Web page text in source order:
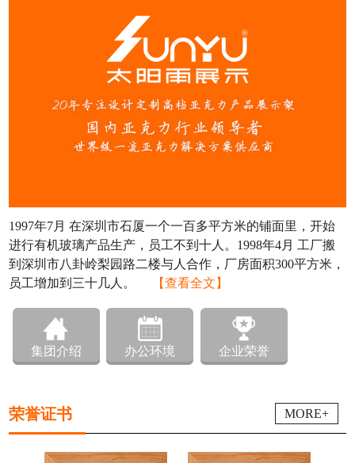
1997年7月 在深圳市石厦一个一百多平方米的铺面里，开始
进行有机玻璃产品生产，员工不到十人。1998年4月 工厂搬
到深圳市八卦岭梨园路二楼与人合作，厂房面积300平方米，
员工增加到三十几人。
【查看全文】
集团介绍 办公环境 企业荣誉
荣誉证书 MORE+